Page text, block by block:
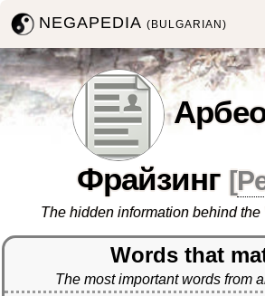
NEGAPEDIA(BULGARIAN)
Фрайзинг [
The hidden information behind the
Words that
The most important words from